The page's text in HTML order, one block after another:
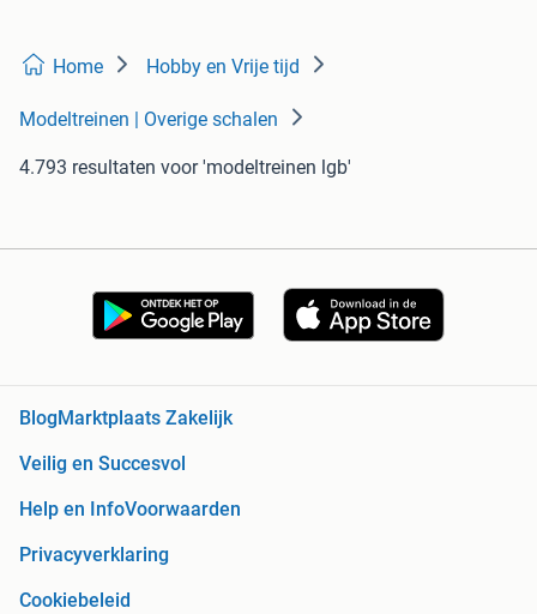
Home Hobby en Vrije tijd
Modeltreinen | Overige schalen
4.793 resultaten voor 'modeltreinen lgb'
Blog Marktplaats Zakelijk
Veilig en Succesvol
Help en InfoVoorwaarden
Privacyverklaring
Cookiebeleid